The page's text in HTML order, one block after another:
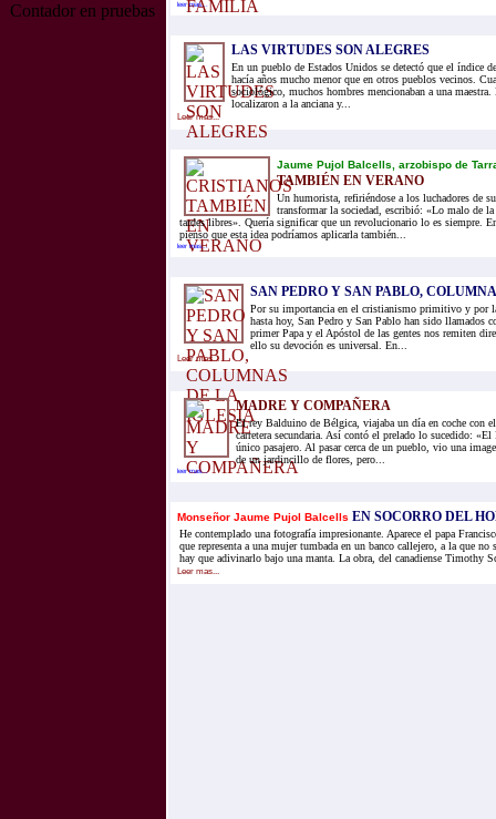
Contador en pruebas leer mas...
LAS VIRTUDES SON ALEGRES
En un pueblo de Estados Unidos se detectó que el índice
hacía años mucho menor que en otros pueblos vecinos.
sociológico, muchos hombres mencionaban a una
localizaron a la anciana y...
Leer mas...
Jaume Pujol Balcells, arzobispo de
TAMBIÉN EN VERANO
Un humorista, refiriéndose a los luchadores de
transformar la sociedad, escribió: «Lo malo de
tardes libres». Quería significar que un revolucionario lo es siempre.
pienso que esta idea podríamos aplicarla también...
leer mas...
SAN PEDRO Y SAN PABLO,
Por su importancia en el cristianismo primitivo y por
hasta hoy, San Pedro y San Pablo han sido llamados
primer Papa y el Apóstol de las gentes nos remiten
ello su devoción es universal. En...
Leer mas...
MADRE Y COMPAÑERA
El rey Balduino de Bélgica, viajaba un día en coche con el
carretera secundaria. Así contó el prelado lo sucedido:
único pasajero. Al pasar cerca de un pueblo, vio una
de un jardincillo de flores, pero...
leer mas...
Monseñor Jaume Pujol Balcells EN SOCORRO DEL
He contemplado una fotografía impresionante. Aparece el papa
que representa a una mujer tumbada en un banco callejero, a la que no
hay que adivinarlo bajo una manta. La obra, del canadiense Timothy
Leer mas...